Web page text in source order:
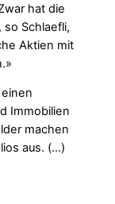
hat die
Schlaefli,
Aktien mit
Immobilien
machen
aus. (…)